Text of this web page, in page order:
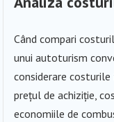
Când compari
unui autoturism
considerare
prețul de achiziție,
economiile de